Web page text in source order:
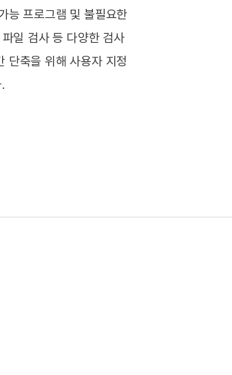
능 프로그램 및 불필요한
일 검사 등 다양한 검사
단축을 위해 사용자 지정
AhnLab
감염된 압축 파